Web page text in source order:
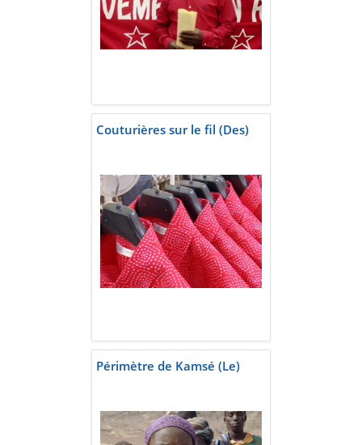
Couturières sur le fil (Des)
Périmètre de Kamsé (Le)